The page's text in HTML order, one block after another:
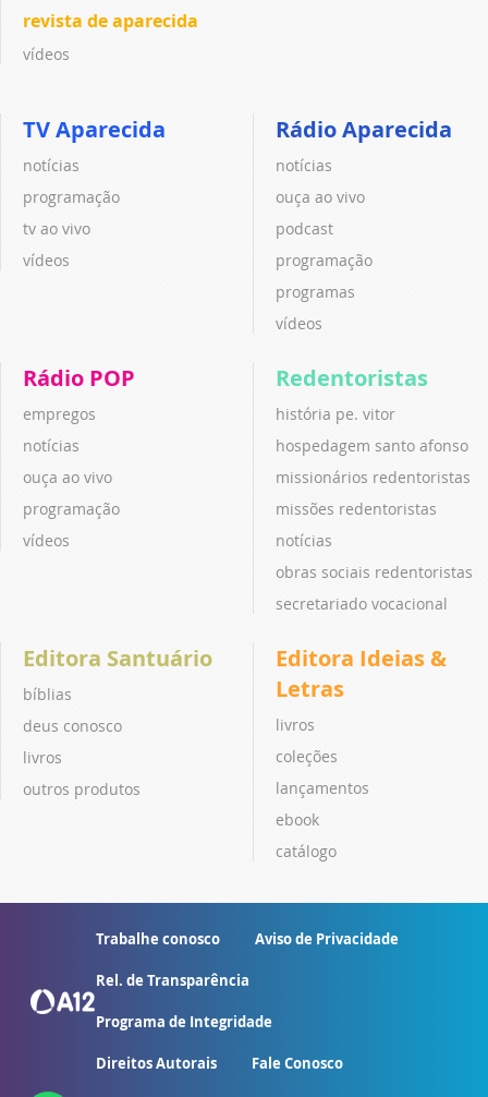
revista de aparecida
vídeos
TV Aparecida
notícias
programação
tv ao vivo
vídeos
Rádio Aparecida
notícias
ouça ao vivo
podcast
programação
programas
vídeos
Rádio POP
empregos
notícias
ouça ao vivo
programação
vídeos
Redentoristas
história pe. vitor
hospedagem santo afonso
missionários redentoristas
missões redentoristas
notícias
obras sociais redentoristas
secretariado vocacional
Editora Santuário
bíblias
deus conosco
livros
outros produtos
Editora Ideias &
Letras
livros
coleções
lançamentos
ebook
catálogo
Trabalhe conosco Aviso de Privacidade
Rel. de Transparência
Programa de Integridade
Direitos Autorais Fale Conosco